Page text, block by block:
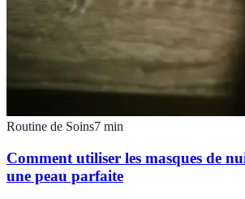
Routine de Soins7 min
Comment utiliser les masques de
une peau parfaite